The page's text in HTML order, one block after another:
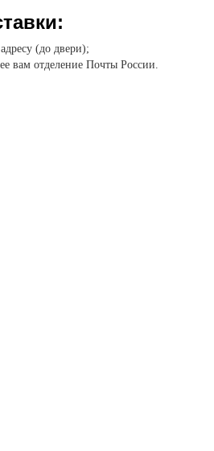
(до двери);
вам отделение Почты России.